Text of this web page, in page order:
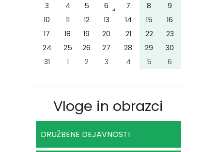
3
4 5 6 7 8
9
10
11 12 13 14 15
16
17
18 19 20 21 22
23
24
25 26 27 28 29
30
31
1 2 3 4 5 6
Vloge in obrazci
DRUŽBENE DEJAVNOSTI